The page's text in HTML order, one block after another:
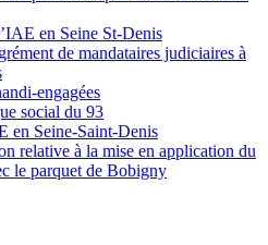
en Seine St-Denis
de mandataires judiciaires à
engagées
social du 93
en Seine-Saint-Denis
relative à la mise en application du
le parquet de Bobigny